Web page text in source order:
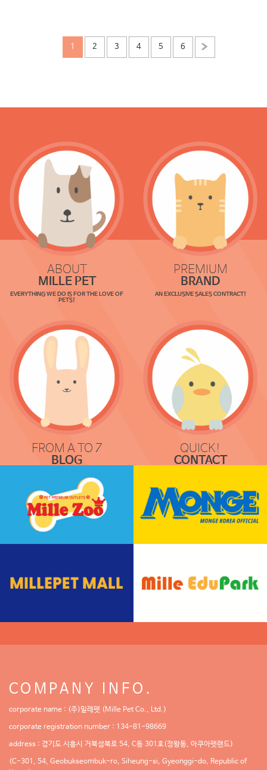
1 2 3 4 5 6 »
ABOUT
MILLE PET
EVERYTHING WE DO IS FOR THE LOVE OF
PETS!
PREMIUM
BRAND
AN EXCLUSIVE SALES CONTRACT!
FROM A TO Z
BLOG
QUICK!
CONTACT
COMPANY INFO.
corporate name : (주)밀레펫 (Mille Pet Co., Ltd.)
corporate registration number : 134-81-98669
address : 경기도 시흥시 거북섬북로 54, C동 301호(정왕동, 아쿠아펫랜드)
(C-301, 54, Geobukseombuk-ro, Siheung-si, Gyeonggi-do, Republic of